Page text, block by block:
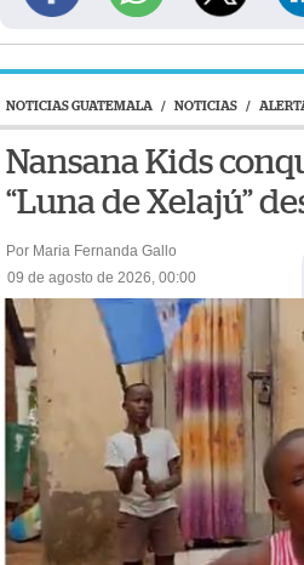
NOTICIAS GUATEMALA / NOTICIAS /
Nansana Kids
“Luna de Xelajú”
Por Maria Fernanda Gallo
09 de agosto de 2026, 00:00